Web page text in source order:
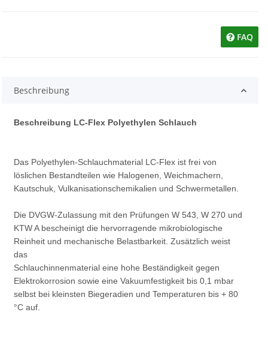
FAQ
Beschreibung
Beschreibung LC-Flex Polyethylen Schlauch
Das Polyethylen-Schlauchmaterial LC-Flex ist frei von
löslichen Bestandteilen wie Halogenen, Weichmachern,
Kautschuk, Vulkanisationschemikalien und Schwermetallen.
Die DVGW-Zulassung mit den Prüfungen W 543, W 270 und
KTW A bescheinigt die hervorragende mikrobiologische
Reinheit und mechanische Belastbarkeit. Zusätzlich weist
das
Schlauchinnenmaterial eine hohe Beständigkeit gegen
Elektrokorrosion sowie eine Vakuumfestigkeit bis 0,1 mbar
selbst bei kleinsten Biegeradien und Temperaturen bis + 80
°C auf.